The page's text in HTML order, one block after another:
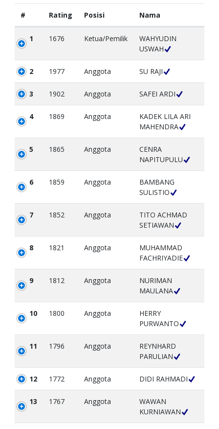
# Rating Posisi Nama
1 1676 Ketua/Pemilik
WAHYUDIN
USWAH
2 1977 Anggota SU RAJI
3 1902 Anggota SAFEI ARDI
4 1869 Anggota
KADEK LILA ARI
MAHENDRA
5 1865 Anggota
CENRA
NAPITUPULU
6 1859 Anggota
BAMBANG
SULISTIO
7 1852 Anggota
TITO ACHMAD
SETIAWAN
8 1821 Anggota
MUHAMMAD
FACHRIYADIE
9 1812 Anggota
NURIMAN
MAULANA
10 1800 Anggota
HERRY
PURWANTO
11 1796 Anggota
REYNHARD
PARULIAN
12 1772 Anggota DIDI RAHMADI
13 1767 Anggota
WAWAN
KURNIAWAN